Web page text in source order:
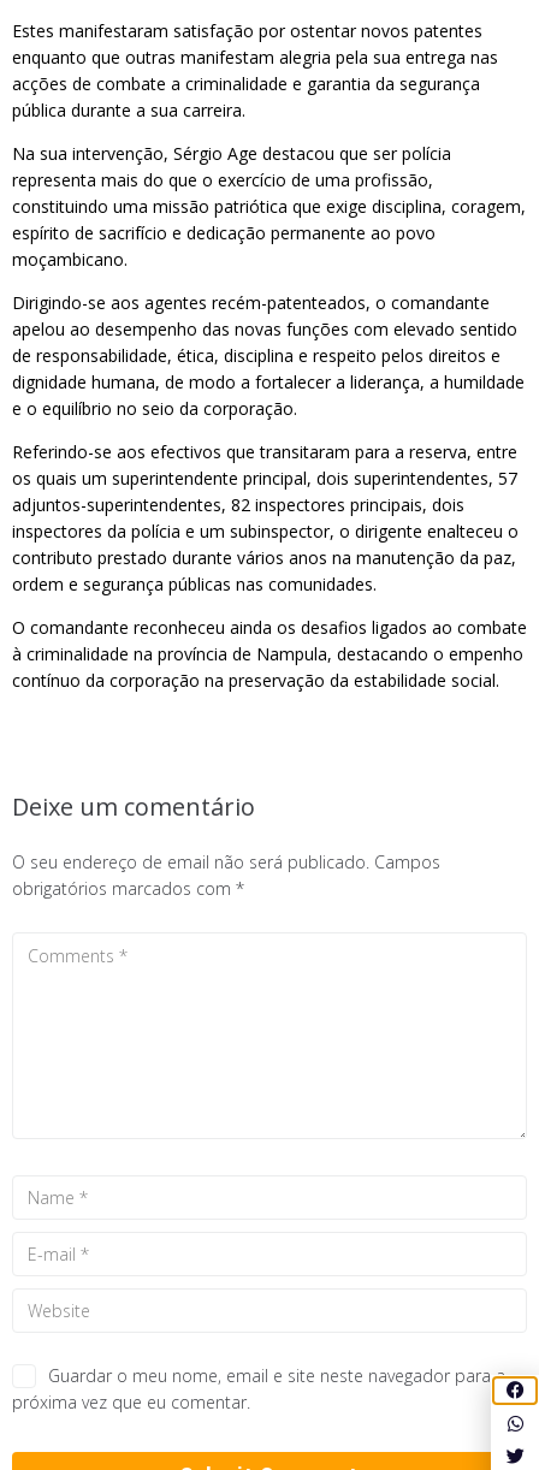
Estes manifestaram satisfação por ostentar novos patentes
enquanto que outras manifestam alegria pela sua entrega nas
acções de combate a criminalidade e garantia da segurança
pública durante a sua carreira.
Na sua intervenção, Sérgio Age destacou que ser polícia
representa mais do que o exercício de uma profissão,
constituindo uma missão patriótica que exige disciplina, coragem,
espírito de sacrifício e dedicação permanente ao povo
moçambicano.
Dirigindo-se aos agentes recém-patenteados, o comandante
apelou ao desempenho das novas funções com elevado sentido
de responsabilidade, ética, disciplina e respeito pelos direitos e
dignidade humana, de modo a fortalecer a liderança, a humildade
e o equilíbrio no seio da corporação.
Referindo-se aos efectivos que transitaram para a reserva, entre
os quais um superintendente principal, dois superintendentes, 57
adjuntos-superintendentes, 82 inspectores principais, dois
inspectores da polícia e um subinspector, o dirigente enalteceu o
contributo prestado durante vários anos na manutenção da paz,
ordem e segurança públicas nas comunidades.
O comandante reconheceu ainda os desafios ligados ao combate
à criminalidade na província de Nampula, destacando o empenho
contínuo da corporação na preservação da estabilidade social.
Deixe um comentário
O seu endereço de email não será publicado. Campos
obrigatórios marcados com *
Guardar o meu nome, email e site neste navegador para a
próxima vez que eu comentar.